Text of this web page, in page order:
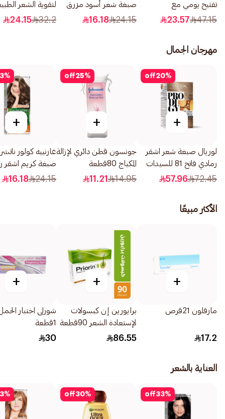
تفتيح يومي مع
النياسيناميد 200مل
47.15
23.57
صبغة شعر أسود مزرق
رقم 2.1 1قطعة
24.15
16.18
لتقوية الشعر
بالصبار والخيزران 400مل
32.2
24.15
مهرجان الجمال
20%
off
+
لوريال صبغة شعر اشقر
رمادي فاتح 81 للسيدات
1قطعة
72.45
57.96
25%
off
+
جونسون قطن دائري لإزالة
المكياج 80قطعة
14.95
11.21
%
+
غارنييه كولور
صبغة كريم اشقر
غامق 6.1 1 قطعة
24.15
16.18
الأكثر مبيعًا
+
مارفلون 21قرص
17.2
+
برايورين إن كبسولات
لإستعادة الشعر 90قطعة
86.55
+
شورلى اختبار الحمل
1قطعة
30
العناية بالشعر
33%
off
30%
off
%